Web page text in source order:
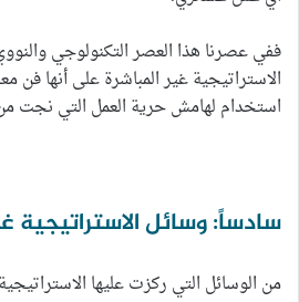
ففي عصرنا هذا العصر التكنولوجي
الاستراتيجية غير المباشرة على أنها فن
استخدام لهامش حرية العمل التي نجت
سادساً: وسائل الاستراتيجية
من الوسائل التي ركزت عليها